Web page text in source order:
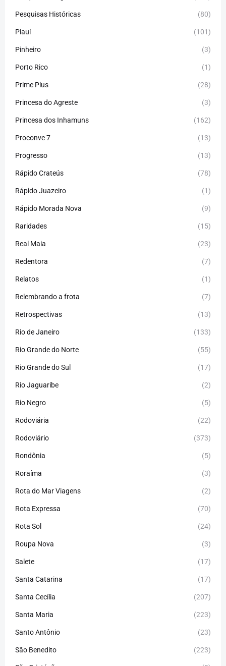
Pesquisas Históricas (80)
Piauí (101)
Pinheiro (3)
Porto Rico (1)
Prime Plus (28)
Princesa do Agreste (3)
Princesa dos Inhamuns (162)
Proconve 7 (13)
Progresso (13)
Rápido Crateús (78)
Rápido Juazeiro (1)
Rápido Morada Nova (9)
Raridades (15)
Real Maia (23)
Redentora (7)
Relatos (1)
Relembrando a frota (7)
Retrospectivas (13)
Rio de Janeiro (133)
Rio Grande do Norte (55)
Rio Grande do Sul (17)
Rio Jaguaribe (2)
Rio Negro (5)
Rodoviária (22)
Rodoviário (373)
Rondônia (5)
Roraíma (3)
Rota do Mar Viagens (2)
Rota Expressa (70)
Rota Sol (24)
Roupa Nova (3)
Salete (17)
Santa Catarina (17)
Santa Cecília (207)
Santa Maria (223)
Santo Antônio (23)
São Benedito (223)